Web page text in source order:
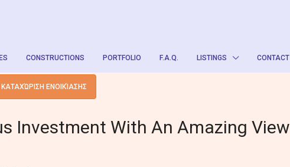
CONSTRUCTIONS PORTFOLIO F.A.Q. LISTINGS CONTACT
ΕΝΟΙΚΊΑΣΗΣ
Investment With An Amazing View